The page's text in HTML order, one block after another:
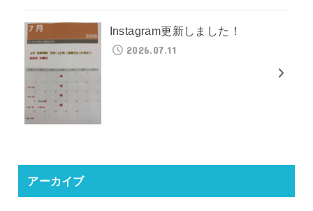
Instagram更新しました！
2026.07.11
アーカイブ